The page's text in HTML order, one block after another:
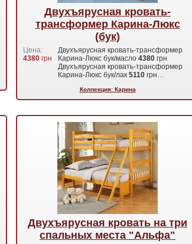
Двухъярусная кровать-
трансформер Карина-Люкс
(бук)
Цена:
4380 грн
Двухъярусная кровать-трансформер
Карина-Люкс бук/масло 4380 грн
Двухъярусная кровать-трансформер
Карина-Люкс бук/лак 5110 грн…
Коллекция: Карина
Двухъярусная кровать на три
спальных места "Альфа"